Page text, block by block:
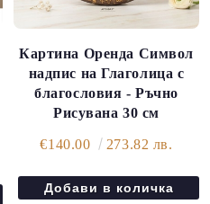
Картина Оренда Символ
надпис на Глаголица с
благословия - Ръчно
Рисувана 30 см
€140.00 273.82 лв.